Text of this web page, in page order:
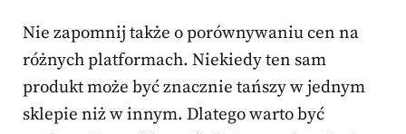
Nie zapomnij także o porównywaniu cen na
różnych platformach. Niekiedy ten sam
produkt może być znacznie tańszy w jednym
sklepie niż w innym. Dlatego warto być